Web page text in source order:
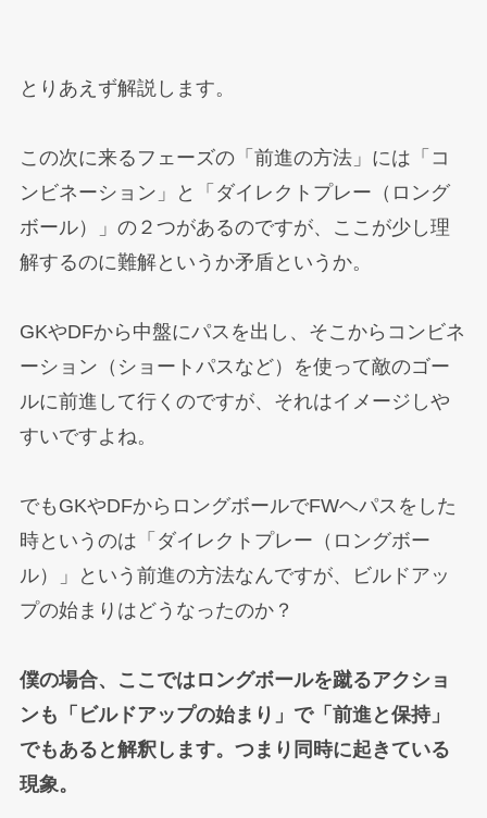
とりあえず解説します。
この次に来るフェーズの「前進の方法」には「コ
ンビネーション」と「ダイレクトプレー（ロング
ボール）」の２つがあるのですが、ここが少し理
解するのに難解というか矛盾というか。
GKやDFから中盤にパスを出し、そこからコンビネ
ーション（ショートパスなど）を使って敵のゴー
ルに前進して行くのですが、それはイメージしや
すいですよね。
でもGKやDFからロングボールでFWヘパスをした
時というのは「ダイレクトプレー（ロングボー
ル）」という前進の方法なんですが、ビルドアッ
プの始まりはどうなったのか？
僕の場合、ここではロングボールを蹴るアクショ
ンも「ビルドアップの始まり」で「前進と保持」
でもあると解釈します。つまり同時に起きている
現象。